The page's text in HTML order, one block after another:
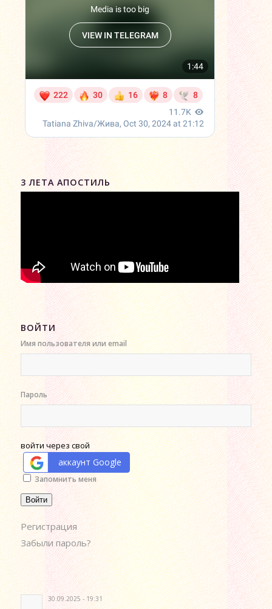
3 ЛЕТА АПОСТИЛЬ
ВОЙТИ
Имя пользователя или email
Пароль
войти через свой
аккаунт Google
Alternative:
Запомнить меня
Войти
Регистрация
Забыли пароль?
30.09.2025 - 19:31